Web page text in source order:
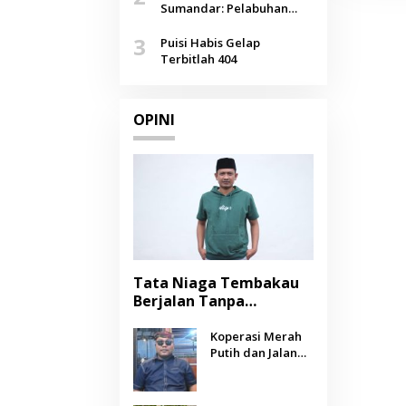
Agustus
Sumandar: Pelabuhan
Selendang Benang Merah
Lombang
3
Puisi Habis Gelap
Terbitlah 404
OPINI
Tata Niaga Tembakau
Berjalan Tanpa
Negara Berpihak
kepada Petani?
Koperasi Merah
Putih dan Jalan